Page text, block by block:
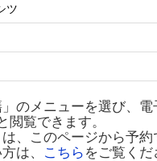
ツ
のメニューを選び、
閲覧できます。
、このページから予
は、
こちら をご覧くだ